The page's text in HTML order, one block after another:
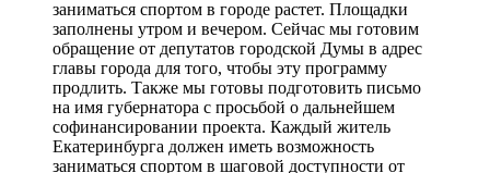
заниматься спортом в городе растет. Площадки
заполнены утром и вечером. Сейчас мы готовим
обращение от депутатов городской Думы в адрес
главы города для того, чтобы эту программу
продлить. Также мы готовы подготовить письмо
на имя губернатора с просьбой о дальнейшем
софинансировании проекта. Каждый житель
Екатеринбурга должен иметь возможность
заниматься спортом в шаговой доступности от